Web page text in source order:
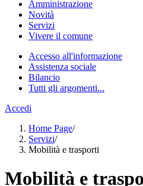
Amministrazione
Novità
Servizi
Vivere il comune
Accesso all'informazione
Assistenza sociale
Bilancio
Tutti gli argomenti...
Accedi
Home Page/
Servizi/
Mobilità e trasporti
Mobilità e